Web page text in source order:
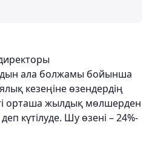
ала болжамы бойынша
кезеңіне өзендердің
орташа жылдық мөлшерден
күтілуде. Шу өзені – 24%-